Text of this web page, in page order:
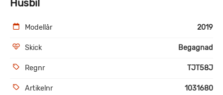
Husbil
Modellår 2019
Skick Begagnad
Regnr TJT58J
Artikelnr 1031680